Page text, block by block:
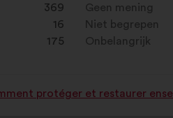
369
16
175
is
gekwalificeerd
als:
Geen mening
:keer
Niet begrepen
:keer
Onbelangrijk
:keer
protéger et restaurer